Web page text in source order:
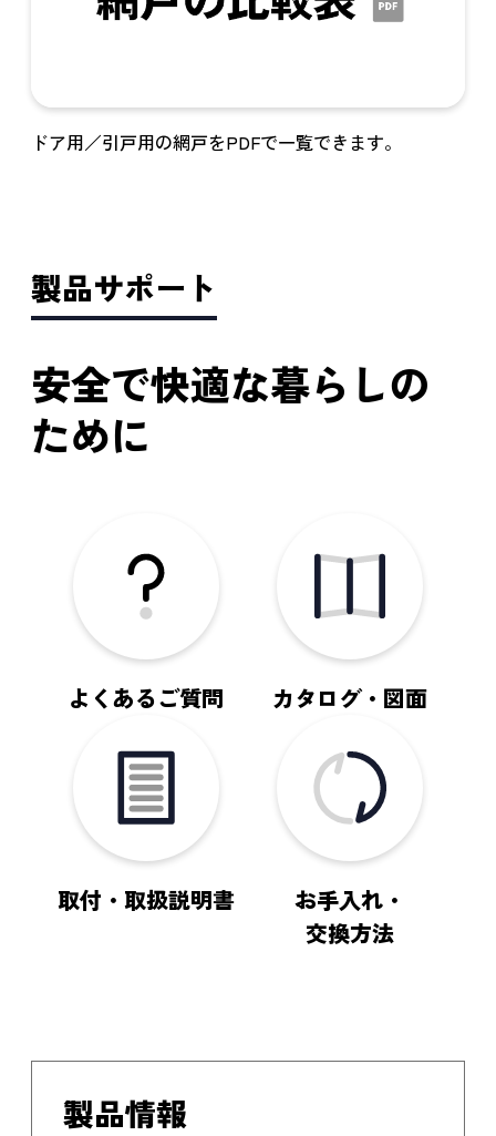
ドア用／引戸用の網戸をPDFで一覧できます。
製品サポート
安全で快適な暮らしの
ために
よくあるご質問 カタログ・図面
取付・取扱説明書
お手入れ・
交換方法
製品情報